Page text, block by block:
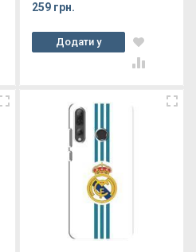
259 грн.
Додати у
кошик